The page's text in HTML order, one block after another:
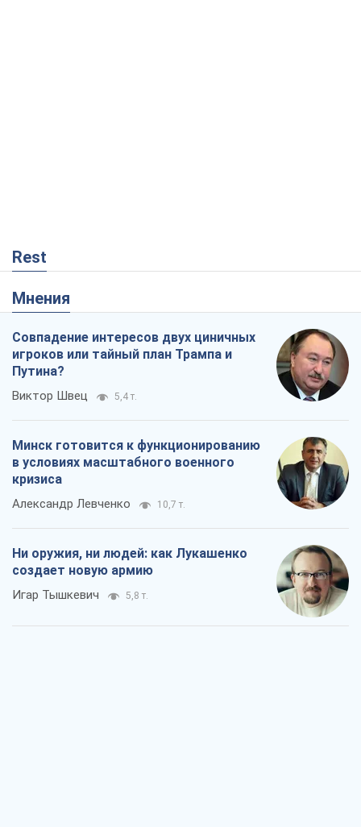
Rest
Мнения
Совпадение интересов двух циничных
игроков или тайный план Трампа и
Путина?
Виктор Швец 5,4 т.
Минск готовится к функционированию
в условиях масштабного военного
кризиса
Александр Левченко 10,7 т.
Ни оружия, ни людей: как Лукашенко
создает новую армию
Игар Тышкевич 5,8 т.